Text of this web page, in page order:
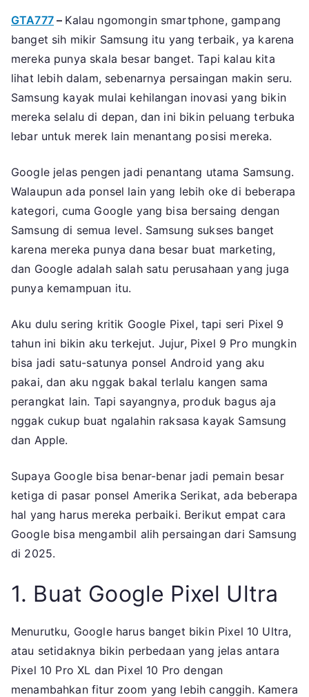
Cara
Google
Pixel
Bisa
Kalahkan
Samsung
di
2025
GTA777– Kalau ngomongin smartphone, gampang
banget sih mikir Samsung itu yang terbaik, ya karena
mereka punya skala besar banget. Tapi kalau kita
lihat lebih dalam, sebenarnya persaingan makin seru.
Samsung kayak mulai kehilangan inovasi yang bikin
mereka selalu di depan, dan ini bikin peluang terbuka
lebar untuk merek lain menantang posisi mereka.
Google jelas pengen jadi penantang utama Samsung.
Walaupun ada ponsel lain yang lebih oke di beberapa
kategori, cuma Google yang bisa bersaing dengan
Samsung di semua level. Samsung sukses banget
karena mereka punya dana besar buat marketing,
dan Google adalah salah satu perusahaan yang juga
punya kemampuan itu.
Aku dulu sering kritik Google Pixel, tapi seri Pixel 9
tahun ini bikin aku terkejut. Jujur, Pixel 9 Pro mungkin
bisa jadi satu-satunya ponsel Android yang aku
pakai, dan aku nggak bakal terlalu kangen sama
perangkat lain. Tapi sayangnya, produk bagus aja
nggak cukup buat ngalahin raksasa kayak Samsung
dan Apple.
Supaya Google bisa benar-benar jadi pemain besar
ketiga di pasar ponsel Amerika Serikat, ada beberapa
hal yang harus mereka perbaiki. Berikut empat cara
Google bisa mengambil alih persaingan dari Samsung
di 2025.
1. Buat Google Pixel Ultra
Menurutku, Google harus banget bikin Pixel 10 Ultra,
atau setidaknya bikin perbedaan yang jelas antara
Pixel 10 Pro XL dan Pixel 10 Pro dengan
menambahkan fitur zoom yang lebih canggih. Kamera